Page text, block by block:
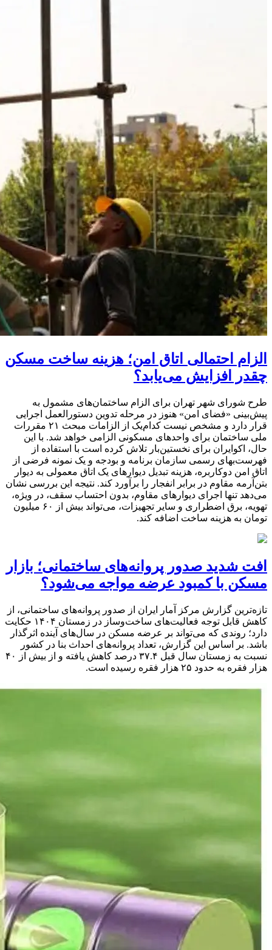
الزام احتمالی اتاق امن؛ هزینه ساخت مسکن
چقدر افزایش می‌یابد؟
طرح شورای شهر تهران برای الزام ساختمان‌های مشمول به
پیش‌بینی «فضای امن» هنوز در مرحله تدوین دستورالعمل اجرایی
ملی ساختمان برای واحدهای مسکونی الزامی خواهد شد. با این
حال، اکوایران برای نخستین‌بار تلاش کرده است با استفاده از
فهرست‌بهای رسمی سازمان برنامه و بودجه و یک نمونه فرضی از
اتاق امن دوکاربره، هزینه تبدیل دیوارهای یک اتاق معمولی به دیوار
بتن‌آرمه مقاوم در برابر انفجار را برآورد کند. نتیجه این بررسی نشان
می‌دهد تنها اجرای دیوارهای مقاوم، بدون احتساب سقف، در ویژه،
تهویه، برق اضطراری و سایر تجهیزات، می‌تواند بیش از ۶۰ میلیون
تومان به هزینه ساخت اضافه کند.
افت شدید صدور پروانه‌های ساختمانی؛ بازار
مسکن با کمبود عرضه مواجه می‌شود؟
تازه‌ترین گزارش مرکز آمار ایران از صدور پروانه‌های ساختمانی، از
دارد؛ روندی که می‌تواند بر عرضه مسکن در سال‌های آینده اثرگذار
باشد. بر اساس این گزارش، تعداد پروانه‌های احداث بنا در کشور
نسبت به زمستان سال قبل ۳۷.۴ درصد کاهش یافته و از بیش از ۴۰
هزار فقره به حدود ۲۵ هزار فقره رسیده است.